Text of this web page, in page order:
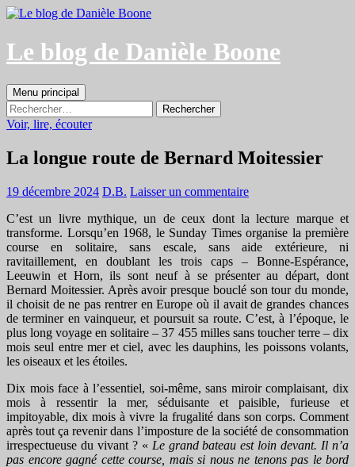
Aller
contenu
Le blog de Danièle Boone
Recherche
Menu principal
Rechercher :
Voir, lire, écouter
La longue route de Bernard Moitessier
19 décembre 2024 D.B. Laisser un commentaire
C’est un livre mythique, un de ceux dont la lecture marque et
transforme. Lorsqu’en 1968, le Sunday Times organise la première
course en solitaire, sans escale, sans aide extérieure, ni
ravitaillement, en doublant les trois caps – Bonne-Espérance,
Leeuwin et Horn, ils sont neuf à se présenter au départ, dont
Bernard Moitessier. Après avoir presque bouclé son tour du monde,
il choisit de ne pas rentrer en Europe où il avait de grandes chances
de terminer en vainqueur, et poursuit sa route. C’est, à l’époque, le
plus long voyage en solitaire – 37 455 milles sans toucher terre – dix
mois seul entre mer et ciel, avec les dauphins, les poissons volants,
les oiseaux et les étoiles.
Dix mois face à l’essentiel, soi-même, sans miroir complaisant, dix
mois à ressentir la mer, séduisante et paisible, furieuse et
impitoyable, dix mois à vivre la frugalité dans son corps. Comment
après tout ça revenir dans l’imposture de la société de consommation
irrespectueuse du vivant ? « Le grand bateau est loin devant. Il n’a
pas encore gagné cette course, mais si nous ne tenons pas le bord